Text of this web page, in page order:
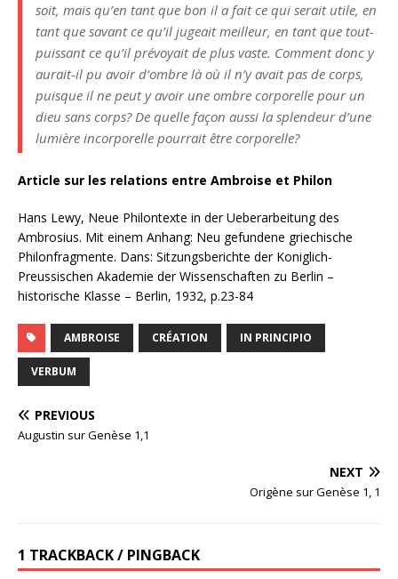
soit, mais qu’en tant que bon il a fait ce qui serait utile, en
tant que savant ce qu’il jugeait meilleur, en tant que tout-
puissant ce qu’il prévoyait de plus vaste. Comment donc y
aurait-il pu avoir d’ombre là où il n’y avait pas de corps,
puisque il ne peut y avoir une ombre corporelle pour un
dieu sans corps? De quelle façon aussi la splendeur d’une
lumière incorporelle pourrait être corporelle?
Article sur les relations entre Ambroise et Philon
Hans Lewy, Neue Philontexte in der Ueberarbeitung des
Ambrosius. Mit einem Anhang: Neu gefundene griechische
Philonfragmente. Dans: Sitzungsberichte der Koniglich-
Preussischen Akademie der Wissenschaften zu Berlin –
historische Klasse – Berlin, 1932, p.23-84
AMBROISE CRÉATION IN PRINCIPIO
VERBUM
PREVIOUS
Augustin sur Genèse 1,1
NEXT
Origène sur Genèse 1, 1
1 TRACKBACK / PINGBACK